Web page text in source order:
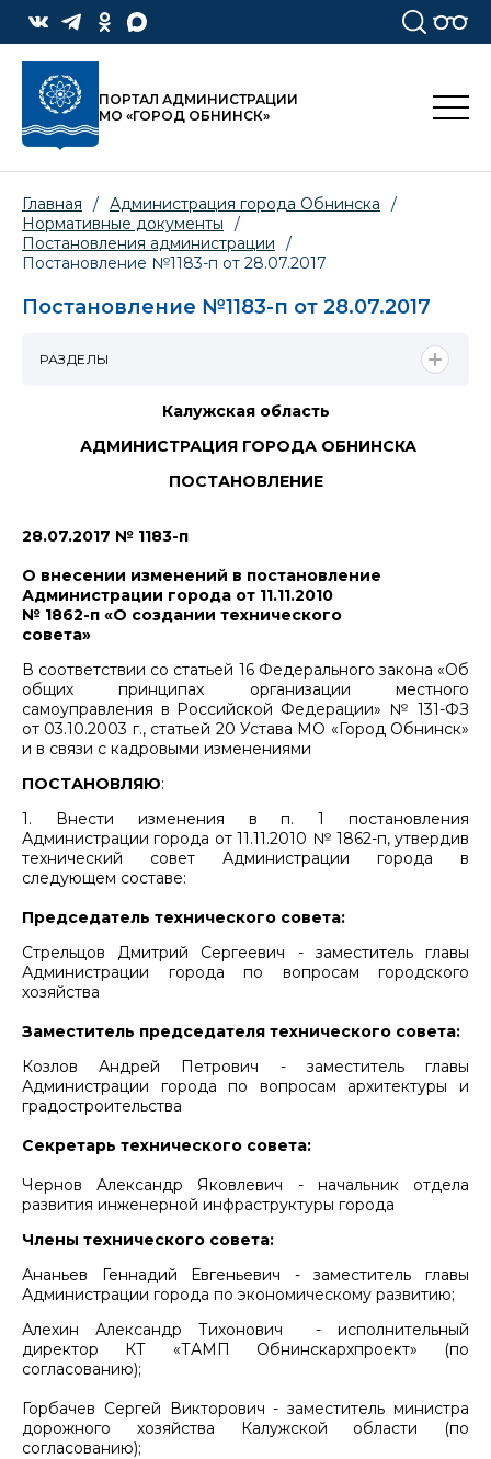
ПОРТАЛ АДМИНИСТРАЦИИ
МО «ГОРОД ОБНИНСК»
Главная / Администрация города Обнинска
/
Нормативные документы
/
Постановления администрации
/
Постановление №1183-п от 28.07.2017
Постановление №1183-п от 28.07.2017
Калужская область
АДМИНИСТРАЦИЯ ГОРОДА ОБНИНСКА
ПОСТАНОВЛЕНИЕ
28.07.2017 № 1183-п
О внесении изменений в постановление
Администрации города от 11.11.2010
№ 1862-п «О создании технического
совета»
В соответствии со статьей 16 Федерального закона «Об
общих принципах организации местного
самоуправления в Российской Федерации» № 131-ФЗ
от 03.10.2003 г., статьей 20 Устава МО «Город Обнинск»
и в связи с кадровыми изменениями
ПОСТАНОВЛЯЮ:
1. Внести изменения в п. 1 постановления
Администрации города от 11.11.2010 № 1862-п, утвердив
технический совет Администрации города в
следующем составе:
Председатель технического совета:
Стрельцов Дмитрий Сергеевич - заместитель главы
Администрации города по вопросам городского
хозяйства
Заместитель председателя технического совета:
Козлов Андрей Петрович - заместитель главы
Администрации города по вопросам архитектуры и
градостроительства
Секретарь технического совета:
Чернов Александр Яковлевич - начальник отдела
развития инженерной инфраструктуры города
Члены технического совета:
Ананьев Геннадий Евгеньевич - заместитель главы
Администрации города по экономическому развитию;
Алехин Александр Тихонович - исполнительный
директор КТ «ТАМП Обнинскархпроект» (по
согласованию);
Горбачев Сергей Викторович - заместитель министра
дорожного хозяйства Калужской области (по
согласованию);
РАЗДЕЛЫ